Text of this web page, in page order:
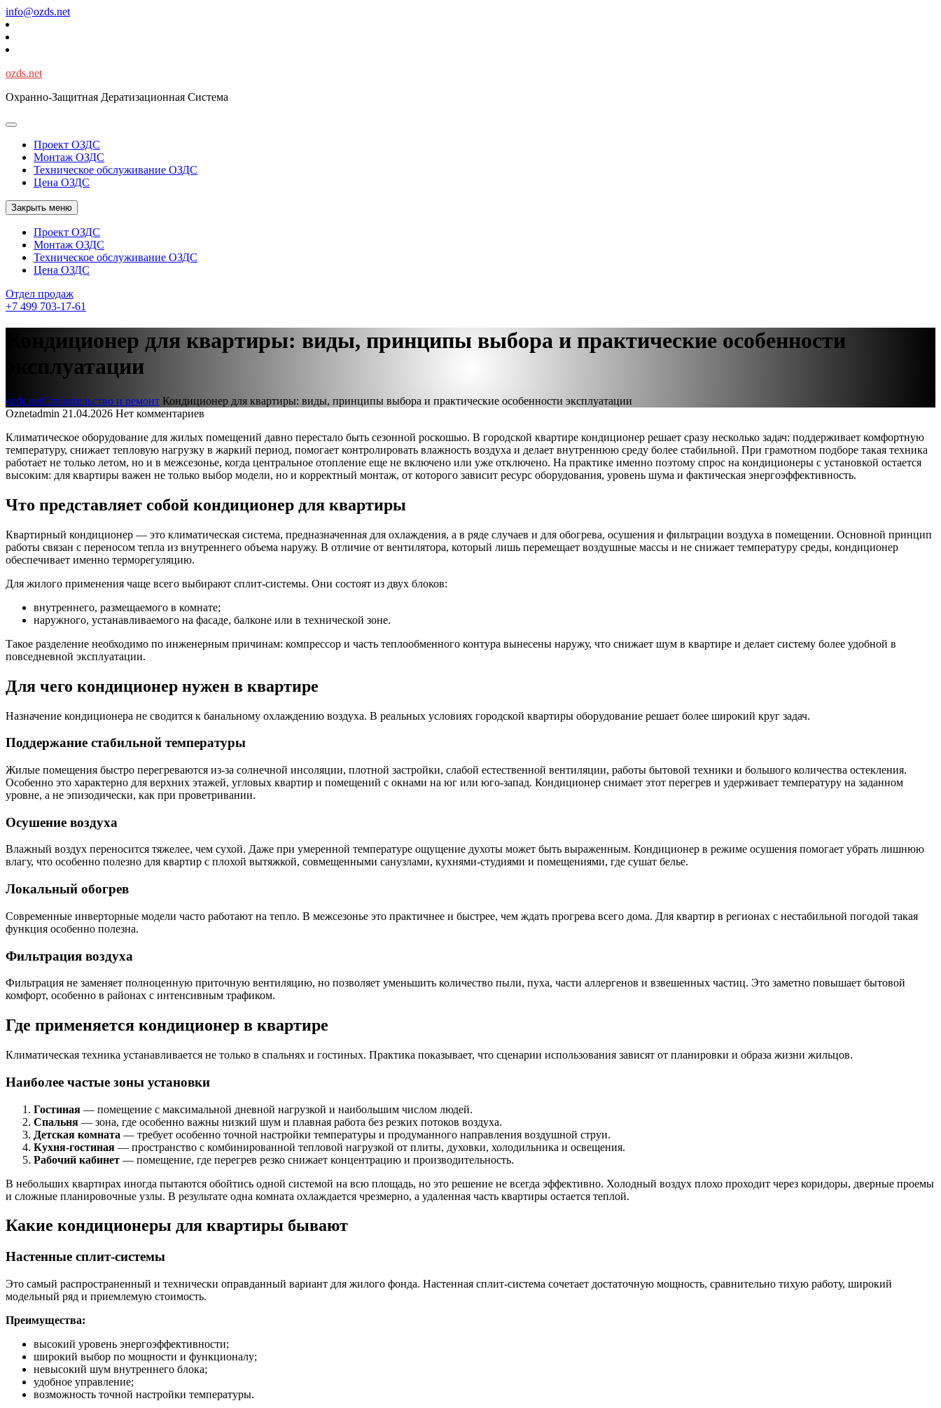
Перейти
к
содержимому
info@ozds.net
ozds.net
Охранно-Защитная Дератизационная Система
Проект ОЗДС
Монтаж ОЗДС
Техническое обслуживание ОЗДС
Цена ОЗДС
Закрыть меню
Проект ОЗДС
Монтаж ОЗДС
Техническое обслуживание ОЗДС
Цена ОЗДС
Отдел продаж
+7 499 703-17-61
Кондиционер для квартиры: виды, принципы выбора и практические особенности
эксплуатации
ozds.netСтроительство и ремонт Кондиционер для квартиры: виды, принципы выбора и практические особенности эксплуатации
Oznetadmin 21.04.2026 Нет комментариев
Климатическое оборудование для жилых помещений давно перестало быть сезонной роскошью. В городской квартире кондиционер решает сразу несколько задач: поддерживает комфортную
температуру, снижает тепловую нагрузку в жаркий период, помогает контролировать влажность воздуха и делает внутреннюю среду более стабильной. При грамотном подборе такая техника
работает не только летом, но и в межсезонье, когда центральное отопление еще не включено или уже отключено. На практике именно поэтому спрос на кондиционеры с установкой остается
высоким: для квартиры важен не только выбор модели, но и корректный монтаж, от которого зависит ресурс оборудования, уровень шума и фактическая энергоэффективность.
Что представляет собой кондиционер для квартиры
Квартирный кондиционер — это климатическая система, предназначенная для охлаждения, а в ряде случаев и для обогрева, осушения и фильтрации воздуха в помещении. Основной принцип
работы связан с переносом тепла из внутреннего объема наружу. В отличие от вентилятора, который лишь перемещает воздушные массы и не снижает температуру среды, кондиционер
обеспечивает именно терморегуляцию.
Для жилого применения чаще всего выбирают сплит-системы. Они состоят из двух блоков:
внутреннего, размещаемого в комнате;
наружного, устанавливаемого на фасаде, балконе или в технической зоне.
Такое разделение необходимо по инженерным причинам: компрессор и часть теплообменного контура вынесены наружу, что снижает шум в квартире и делает систему более удобной в
повседневной эксплуатации.
Для чего кондиционер нужен в квартире
Назначение кондиционера не сводится к банальному охлаждению воздуха. В реальных условиях городской квартиры оборудование решает более широкий круг задач.
Поддержание стабильной температуры
Жилые помещения быстро перегреваются из-за солнечной инсоляции, плотной застройки, слабой естественной вентиляции, работы бытовой техники и большого количества остекления.
Особенно это характерно для верхних этажей, угловых квартир и помещений с окнами на юг или юго-запад. Кондиционер снимает этот перегрев и удерживает температуру на заданном
уровне, а не эпизодически, как при проветривании.
Осушение воздуха
Влажный воздух переносится тяжелее, чем сухой. Даже при умеренной температуре ощущение духоты может быть выраженным. Кондиционер в режиме осушения помогает убрать лишнюю
влагу, что особенно полезно для квартир с плохой вытяжкой, совмещенными санузлами, кухнями-студиями и помещениями, где сушат белье.
Локальный обогрев
Современные инверторные модели часто работают на тепло. В межсезонье это практичнее и быстрее, чем ждать прогрева всего дома. Для квартир в регионах с нестабильной погодой такая
функция особенно полезна.
Фильтрация воздуха
Фильтрация не заменяет полноценную приточную вентиляцию, но позволяет уменьшить количество пыли, пуха, части аллергенов и взвешенных частиц. Это заметно повышает бытовой
комфорт, особенно в районах с интенсивным трафиком.
Где применяется кондиционер в квартире
Климатическая техника устанавливается не только в спальнях и гостиных. Практика показывает, что сценарии использования зависят от планировки и образа жизни жильцов.
Наиболее частые зоны установки
Гостиная — помещение с максимальной дневной нагрузкой и наибольшим числом людей.
Спальня — зона, где особенно важны низкий шум и плавная работа без резких потоков воздуха.
Детская комната — требует особенно точной настройки температуры и продуманного направления воздушной струи.
Кухня-гостиная — пространство с комбинированной тепловой нагрузкой от плиты, духовки, холодильника и освещения.
Рабочий кабинет — помещение, где перегрев резко снижает концентрацию и производительность.
В небольших квартирах иногда пытаются обойтись одной системой на всю площадь, но это решение не всегда эффективно. Холодный воздух плохо проходит через коридоры, дверные проемы
и сложные планировочные узлы. В результате одна комната охлаждается чрезмерно, а удаленная часть квартиры остается теплой.
Какие кондиционеры для квартиры бывают
Настенные сплит-системы
Это самый распространенный и технически оправданный вариант для жилого фонда. Настенная сплит-система сочетает достаточную мощность, сравнительно тихую работу, широкий
модельный ряд и приемлемую стоимость.
Преимущества:
высокий уровень энергоэффективности;
широкий выбор по мощности и функционалу;
невысокий шум внутреннего блока;
удобное управление;
возможность точной настройки температуры.